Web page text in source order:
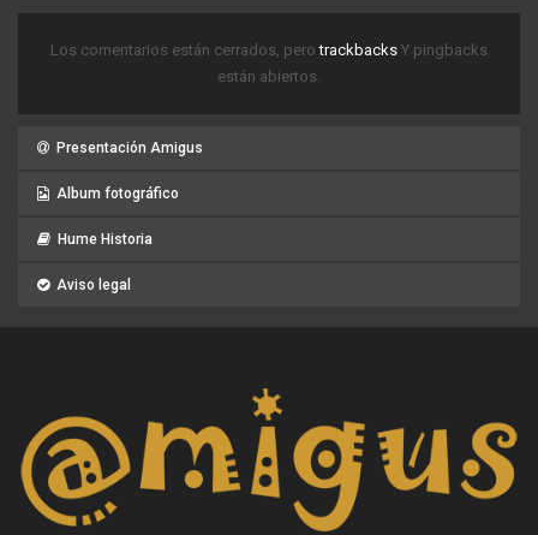
Los comentarios están cerrados, perotrackbacks Y pingbacks
están abiertos.
Presentación Amigus
Album fotográfico
Hume Historia
Aviso legal